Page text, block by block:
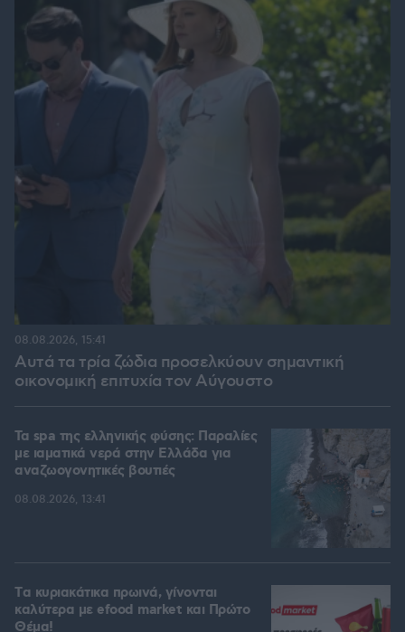
Αυτά τα τρία ζώδια προσελκύουν σημαντική
οικονομική επιτυχία τον Αύγουστο
08.08.2026, 15:41
Τα spa της ελληνικής φύσης: Παραλίες
με ιαματικά νερά στην Ελλάδα για
αναζωογονητικές βουτιές
08.08.2026, 13:41
Tα κυριακάτικα πρωινά, γίνονται
καλύτερα με efood market και Πρώτο
Θέμα!